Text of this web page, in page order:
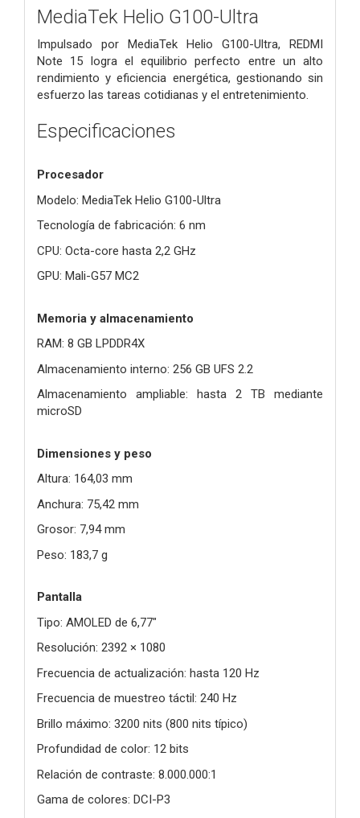
MediaTek Helio G100-Ultra
Impulsado por MediaTek Helio G100-Ultra, REDMI
Note 15 logra el equilibrio perfecto entre un alto
rendimiento y eficiencia energética, gestionando sin
esfuerzo las tareas cotidianas y el entretenimiento.
Especificaciones
Procesador
Modelo: MediaTek Helio G100-Ultra
Tecnología de fabricación: 6 nm
CPU: Octa-core hasta 2,2 GHz
GPU: Mali-G57 MC2
Memoria y almacenamiento
RAM: 8 GB LPDDR4X
Almacenamiento interno: 256 GB UFS 2.2
Almacenamiento ampliable: hasta 2 TB mediante
microSD
Dimensiones y peso
Altura: 164,03 mm
Anchura: 75,42 mm
Grosor: 7,94 mm
Peso: 183,7 g
Pantalla
Tipo: AMOLED de 6,77"
Resolución: 2392 × 1080
Frecuencia de actualización: hasta 120 Hz
Frecuencia de muestreo táctil: 240 Hz
Brillo máximo: 3200 nits (800 nits típico)
Profundidad de color: 12 bits
Relación de contraste: 8.000.000:1
Gama de colores: DCI-P3